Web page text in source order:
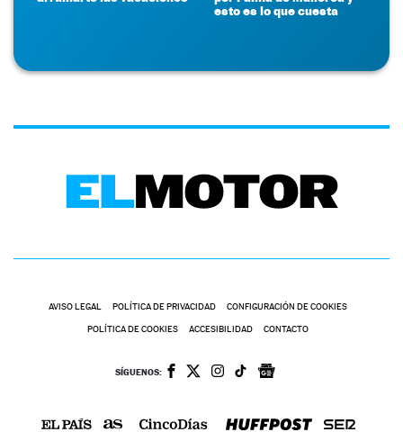
esto es lo que cuesta
AVISO LEGAL POLÍTICA DE PRIVACIDAD CONFIGURACIÓN DE COOKIES
POLÍTICA DE COOKIES ACCESIBILIDAD CONTACTO
SÍGUENOS: